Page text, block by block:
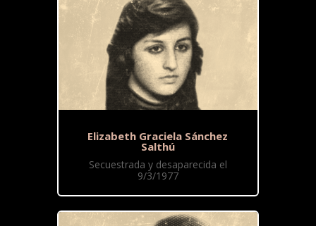
Elizabeth Graciela Sánchez
Salthú
Secuestrada y desaparecida el
9/3/1977